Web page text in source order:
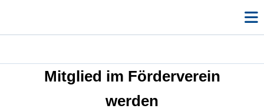
Mitglied im Förderverein
werden